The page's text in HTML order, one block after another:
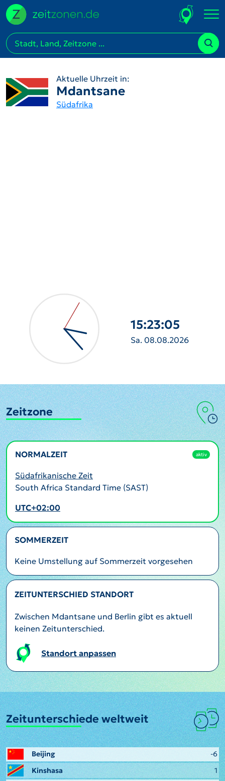
Aktuelle Uhrzeit in:
Mdantsane
Südafrika
15:23:07
Sa. 08.08.2026
Zeitzone
NORMALZEIT aktiv
Südafrikanische Zeit
South Africa Standard Time (SAST)
UTC+02:00
SOMMERZEIT
Keine Umstellung auf Sommerzeit vorgesehen
ZEITUNTERSCHIED STANDORT
Zwischen Mdantsane und Berlin gibt es aktuell
keinen Zeitunterschied.
Standort anpassen
Zeitunterschiede weltweit
Beijing
-6
Kinshasa
1